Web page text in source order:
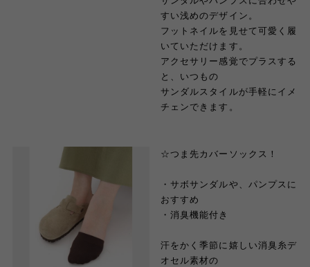
すい浅めのデザイン。
フットネイルを見せて可愛く履
いていただけます。
アクセサリー感覚でプラスする
と、いつもの
サンダルスタイルが手軽にイメ
チェンできます。
☆つま先カバーソックス！
・サボサンダルや、パンプスに
おすすめ
・消臭機能付き
汗をかく季節に嬉しい消臭糸デ
オセル素材の